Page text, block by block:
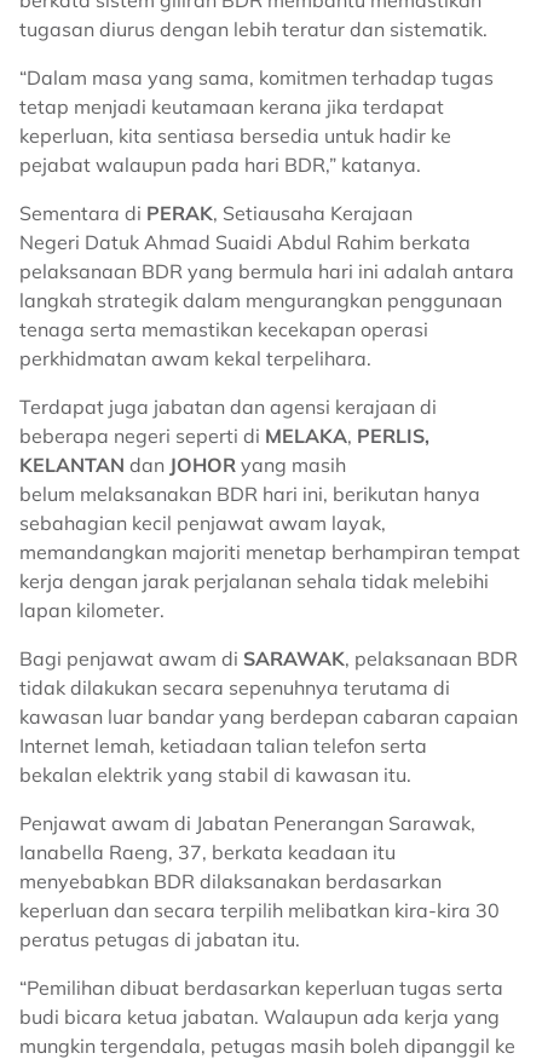
tugasan diurus dengan lebih teratur dan sistematik.
“Dalam masa yang sama, komitmen terhadap tugas
tetap menjadi keutamaan kerana jika terdapat
keperluan, kita sentiasa bersedia untuk hadir ke
pejabat walaupun pada hari BDR,” katanya.
Sementara di PERAK, Setiausaha Kerajaan
Negeri Datuk Ahmad Suaidi Abdul Rahim berkata
pelaksanaan BDR yang bermula hari ini adalah antara
langkah strategik dalam mengurangkan penggunaan
tenaga serta memastikan kecekapan operasi
perkhidmatan awam kekal terpelihara.
Terdapat juga jabatan dan agensi kerajaan di
beberapa negeri seperti di MELAKA, PERLIS,
KELANTAN dan JOHOR yang masih
belum melaksanakan BDR hari ini, berikutan hanya
sebahagian kecil penjawat awam layak,
memandangkan majoriti menetap berhampiran tempat
kerja dengan jarak perjalanan sehala tidak melebihi
lapan kilometer.
Bagi penjawat awam di SARAWAK, pelaksanaan BDR
tidak dilakukan secara sepenuhnya terutama di
kawasan luar bandar yang berdepan cabaran capaian
Internet lemah, ketiadaan talian telefon serta
bekalan elektrik yang stabil di kawasan itu.
Penjawat awam di Jabatan Penerangan Sarawak,
Ianabella Raeng, 37, berkata keadaan itu
menyebabkan BDR dilaksanakan berdasarkan
keperluan dan secara terpilih melibatkan kira-kira 30
peratus petugas di jabatan itu.
“Pemilihan dibuat berdasarkan keperluan tugas serta
budi bicara ketua jabatan. Walaupun ada kerja yang
mungkin tergendala, petugas masih boleh dipanggil ke